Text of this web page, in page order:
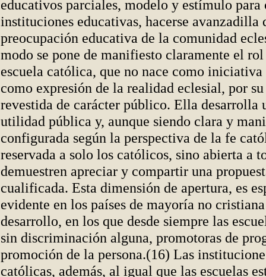
educativos parciales, modelo y estímulo para
instituciones educativas, hacerse avanzadilla
preocupación educativa de la comunidad
modo se pone de manifiesto claramente el
escuela católica, que no nace como
como expresión de la realidad eclesial, por
revestida de carácter público. Ella desarrolla
utilidad pública y, aunque siendo clara y
configurada según la perspectiva de la fe
reservada a solo los católicos, sino abierta a
demuestren apreciar y compartir una
cualificada. Esta dimensión de apertura, es
evidente en los países de mayoría no
desarrollo, en los que desde siempre las
sin discriminación alguna, promotoras de
promoción de la persona.(16) Las
católicas, además, al igual que las escuelas